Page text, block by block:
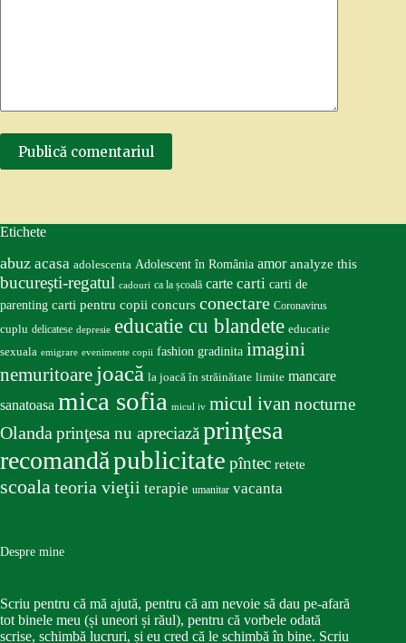
Publică comentariul
Etichete
abuz acasa adolescenta Adolescent în România amor analyze this
bucureşti-regatul cadouri ca la școală carte carti carti de
parenting carti pentru copii concurs conectare Coronavirus
cuplu delicatese depresie educatie cu blandete educatie
sexuala emigrare evenimente copii fashion gradinita imagini
nemuritoare joacă la joacă în străinătate limite mancare
sanatoasa mica sofia micul iv micul ivan nocturne
Olandaprinţesa nu apreciazăprinţesa
recomandăpublicitate pîntec retete
scoalateoria vieţii terapie umanitar vacanta
Despre mine
Scriu pentru că mă ajută, pentru că am nevoie să dau pe-afară
tot binele meu (și uneori și răul), pentru că vorbele odată
scrise, schimbă lucruri, și eu cred că le schimbă în bine. Scriu